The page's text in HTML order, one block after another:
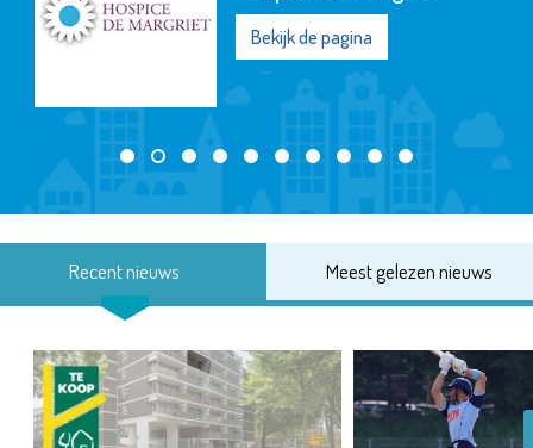
Bekijk de pagina
Recent nieuws Meest gelezen nieuws